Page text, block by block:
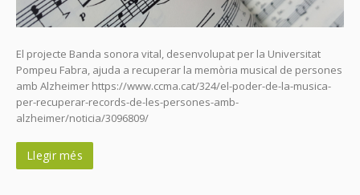
El projecte Banda sonora vital, desenvolupat per la Universitat
Pompeu Fabra, ajuda a recuperar la memòria musical de persones
amb Alzheimer https://www.ccma.cat/324/el-poder-de-la-musica-
per-recuperar-records-de-les-persones-amb-
alzheimer/noticia/3096809/
Llegir més